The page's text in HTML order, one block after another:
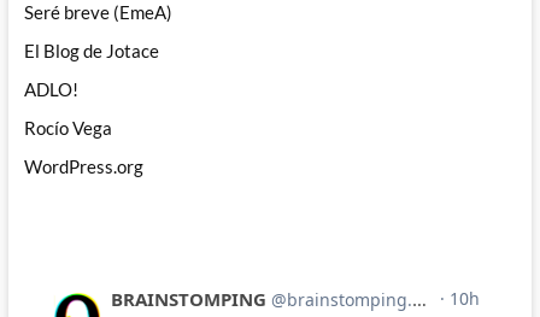
Seré breve (EmeA)
El Blog de Jotace
ADLO!
Rocío Vega
WordPress.org